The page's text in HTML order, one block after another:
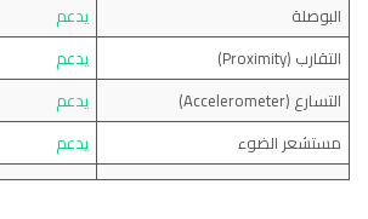
البوصلة
يدعم
التقارب (Proximity)
يدعم
التسارع (Accelerometer)
يدعم
مستشعر الضوء
يدعم